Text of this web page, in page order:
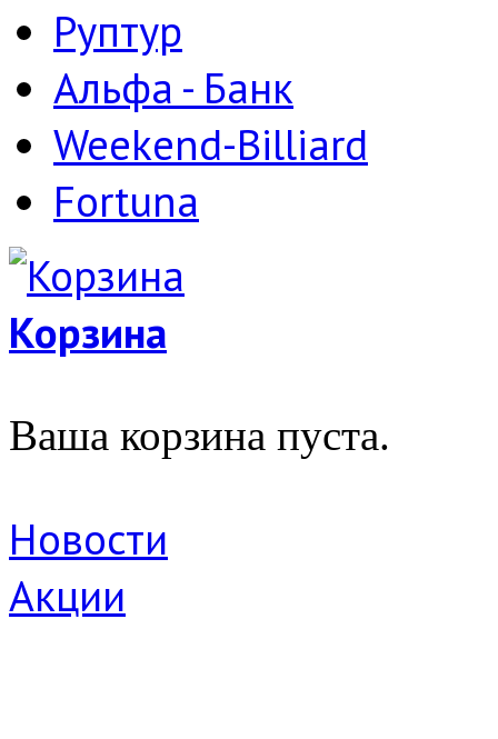
Руптур
Альфа - Банк
Weekend-Billiard
Fortuna
Корзина
Ваша корзина пуста.
Новости
Акции